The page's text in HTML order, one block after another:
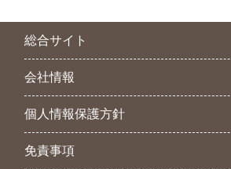
総合サイト
会社情報
個人情報保護方針
免責事項